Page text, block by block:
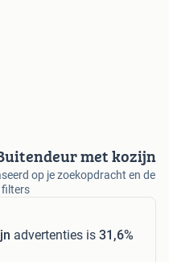
met kozijn
op je zoekopdracht en de
filters
advertenties is 31,6%